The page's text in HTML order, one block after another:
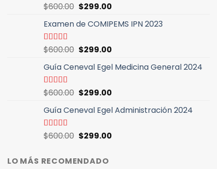
Valorado
con
de 5
$600.00 El
original
$600.00.
$299.00El
actual
$299.00.
Examen de COMIPEMS IPN 2023
Valorado
con
5
$600.00 El
original
$600.00.
$299.00El
actual
$299.00.
Guía Ceneval Egel Medicina General 2024
Valorado
con
5
$600.00 El
original
$600.00.
$299.00El
actual
$299.00.
Guía Ceneval Egel Administración 2024
Valorado
con
$600.00 El
original
era:
$299.00El
LO MÁS RECOMENDADO